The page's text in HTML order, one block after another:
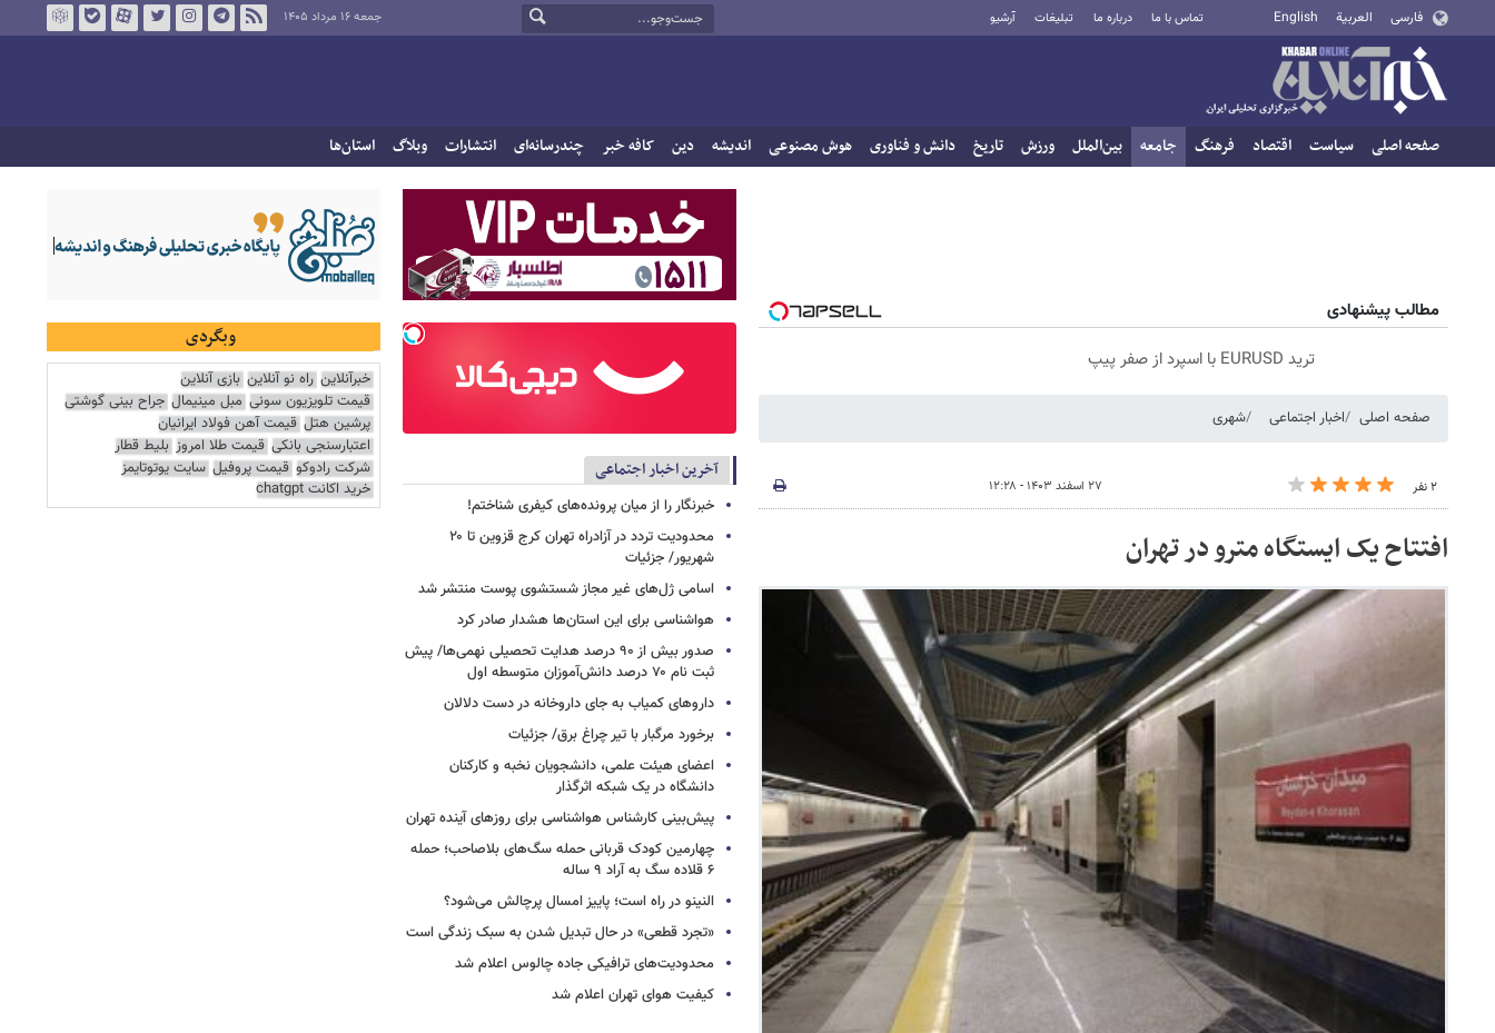
فارسی العربية English تماس با ما درباره ما تبلیغات آرشیو جمعه ۱۶ مرداد ۱۴۰۵
صفحه اصلی سیاست اقتصاد فرهنگ جامعه بین‌الملل ورزش تاریخ دانش و فناوری هوش مصنوعی اندیشه دین کافه خبر چندرسانه‌ای انتشارات وبلاگ استان‌ها
مطالب پیشنهادی
ترید EURUSD با اسپرد از صفر پیپ
صفحه اصلی اخبار اجتماعی شهری
۲ نفر ۲۷ اسفند ۱۴۰۳ - ۱۲:۲۸
افتتاح یک ایستگاه مترو در تهران
آخرین اخبار اجتماعی
خبرنگار را از میان پرونده‌های کیفری شناختم!
محدودیت تردد در آزادراه تهران کرج قزوین تا ۲۰
شهریور/ جزئیات
اسامی ژل‌های غیر مجاز شستشوی پوست منتشر شد
هواشناسی برای این استان‌ها هشدار صادر کرد
صدور بیش از ۹۰ درصد هدایت تحصیلی نهمی‌ها/ پیش
ثبت نام ۷۰ درصد دانش‌آموزان متوسطه اول
داروهای کمیاب به جای داروخانه در دست دلالان
برخورد مرگبار با تیر چراغ برق/ جزئیات
اعضای هیئت علمی، دانشجویان نخبه و کارکنان
دانشگاه در یک شبکه‌ اثرگذار
پیش‌بینی کارشناس هواشناسی برای روزهای آینده تهران
چهارمین کودک قربانی حمله سگ‌های بلاصاحب؛ حمله
۶ قلاده سگ به آراد ۹ ساله
النینو در راه است؛ پاییز امسال پرچالش می‌شود؟
«تجرد قطعی» در حال تبدیل شدن به سبک زندگی است
محدودیت‌های ترافیکی جاده چالوس اعلام شد
کیفیت هوای تهران اعلام شد
وبگردی
خبرآنلاین راه نو آنلاین بازی آنلاین
قیمت تلویزیون سونی مبل مینیمال جراح بینی گوشتی
پرشین هتل قیمت آهن فولاد ایرانیان
اعتبارسنجی بانکی قیمت طلا امروز بلیط قطار
شرکت رادوکو قیمت پروفیل سایت یوتوتایمز
خرید اکانت chatgpt